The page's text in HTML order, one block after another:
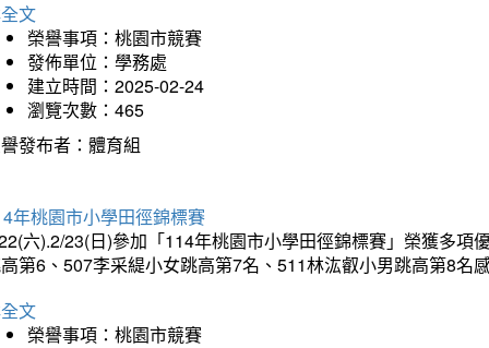
文
榮譽事項：桃園市競賽
發佈單位：學務處
建立時間：2025-02-24
瀏覽次數：465
發布者：體育組
年桃園市小學田徑錦標賽
六).2/23(日)參加「114年桃園市小學田徑錦標賽」榮獲多
第6、507李采緹小女跳高第7名、511林汯叡小男跳高第8名
文
榮譽事項：桃園市競賽